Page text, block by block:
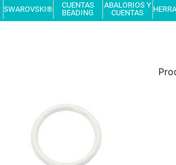
SWAROVSKI®
CUENTAS
BEADING
ABALORIOS Y
CUENTAS